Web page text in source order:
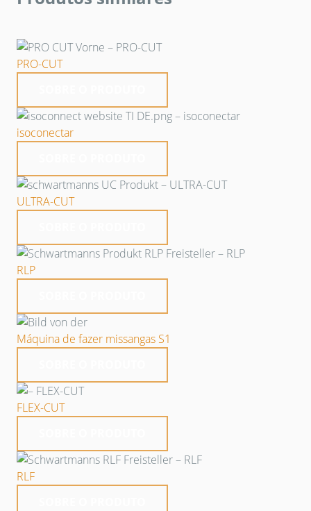
PRO-CUT
isoconectar
ULTRA-CUT
RLP
Máquina de fazer missangas S1
FLEX-CUT
RLF